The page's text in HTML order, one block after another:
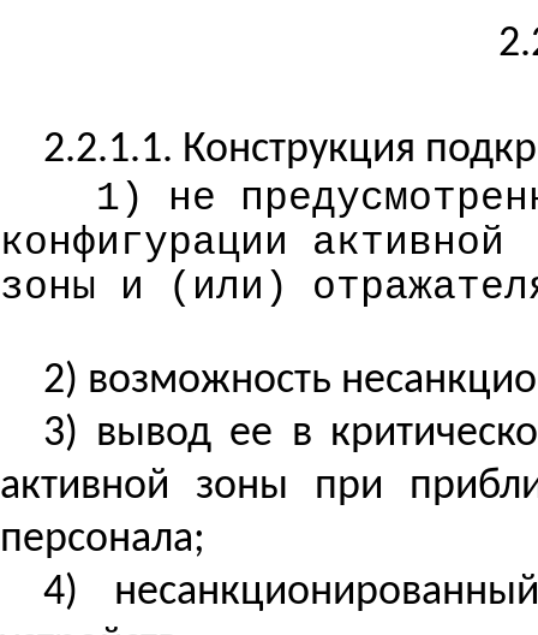
2.2.1.1. Конструкция
1) не
конфигурации активной
зоны и (или)
2) возможность
3) вывод ее в
активной зоны при
персонала;
4)